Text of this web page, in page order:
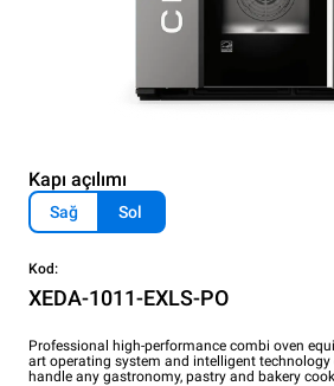
Kapı açılımı
Sağ Sol
Kod:
XEDA-1011-EXLS-PO
Professional high-performance combi oven
art operating system and intelligent technology
handle any gastronomy, pastry and bakery